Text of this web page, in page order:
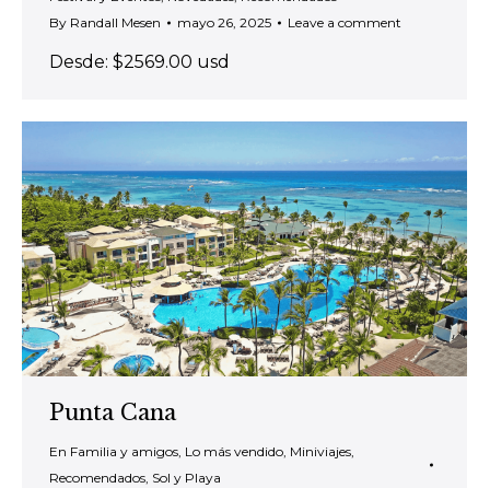
By Randall Mesen mayo 26, 2025 Leave a comment
Desde: $2569.00 usd
Punta Cana
En Familia y amigos Lo más vendido Miniviajes
Recomendados Sol y Playa